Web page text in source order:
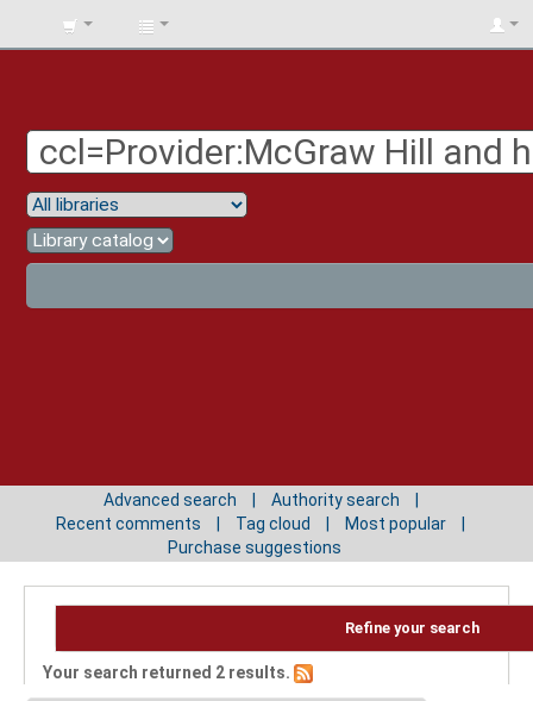
BIBLIOTECA
Advanced search
Authority search
Recent comments
Tag cloud
Most popular
Purchase suggestions
Refine your search
Your search returned 2 results.